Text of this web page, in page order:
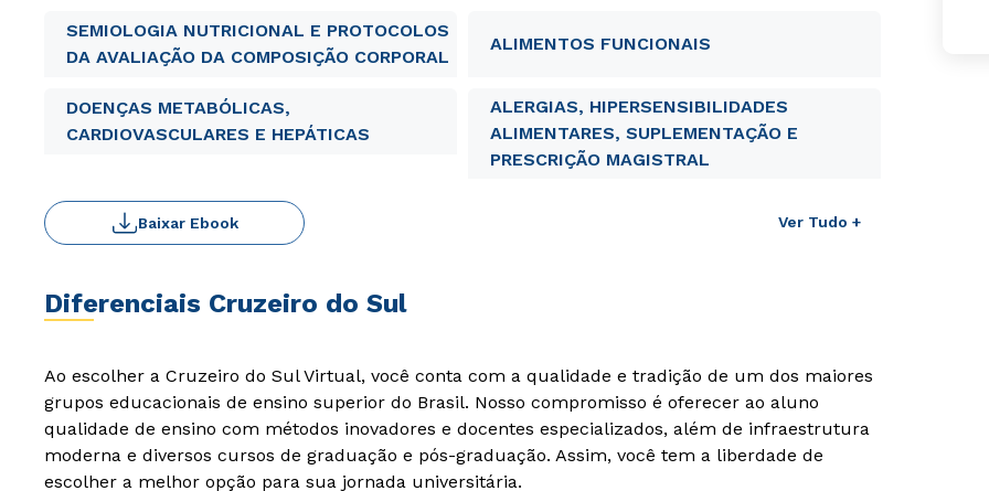
SEMIOLOGIA NUTRICIONAL E PROTOCOLOS
DA AVALIAÇÃO DA COMPOSIÇÃO CORPORAL
ALIMENTOS FUNCIONAIS
DOENÇAS METABÓLICAS,
CARDIOVASCULARES E HEPÁTICAS
ALERGIAS, HIPERSENSIBILIDADES
ALIMENTARES, SUPLEMENTAÇÃO E
PRESCRIÇÃO MAGISTRAL
Ver Tudo +
Baixar Ebook
Diferenciais Cruzeiro do Sul
Ao escolher a Cruzeiro do Sul Virtual, você conta com a qualidade e tradição de um dos maiores
grupos educacionais de ensino superior do Brasil. Nosso compromisso é oferecer ao aluno
qualidade de ensino com métodos inovadores e docentes especializados, além de infraestrutura
moderna e diversos cursos de graduação e pós-graduação. Assim, você tem a liberdade de
escolher a melhor opção para sua jornada universitária.